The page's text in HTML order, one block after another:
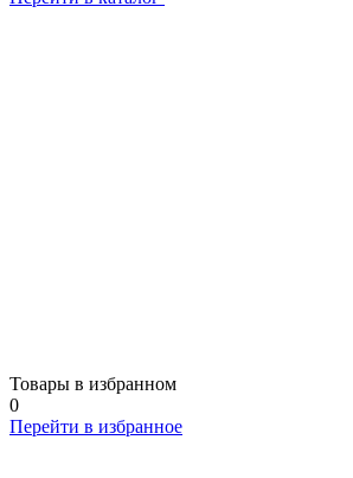
Товары в избранном
0
Перейти в избранное